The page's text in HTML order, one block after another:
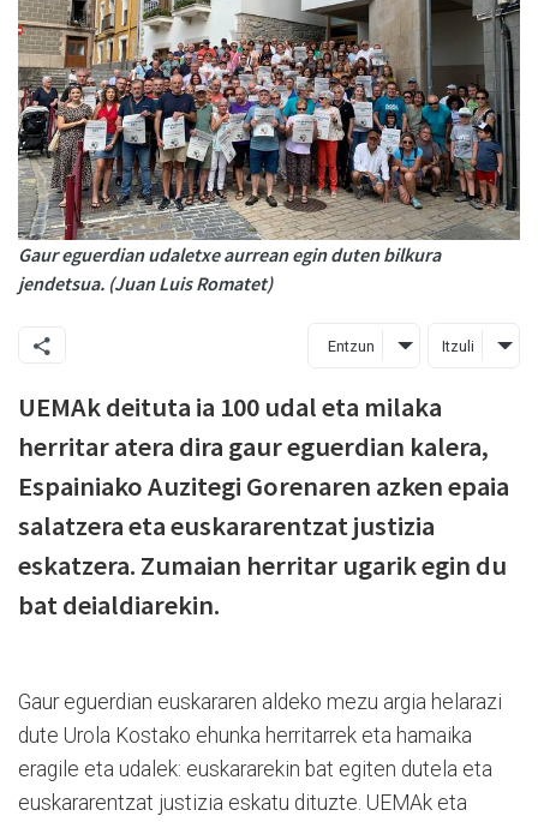
Gaur eguerdian udaletxe aurrean egin duten bilkura
jendetsua. (Juan Luis Romatet)
Entzun Itzuli
UEMAk deituta ia 100 udal eta milaka
herritar atera dira gaur eguerdian kalera,
Espainiako Auzitegi Gorenaren azken epaia
salatzera eta euskararentzat justizia
eskatzera. Zumaian herritar ugarik egin du
bat deialdiarekin.
Gaur eguerdian euskararen aldeko mezu argia helarazi
dute Urola Kostako ehunka herritarrek eta hamaika
eragile eta udalek: euskararekin bat egiten dutela eta
euskararentzat justizia eskatu dituzte. UEMAk eta